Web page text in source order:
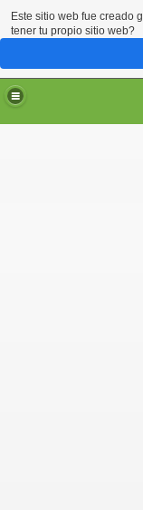
Este sitio web fue creado
tener tu propio sitio web?